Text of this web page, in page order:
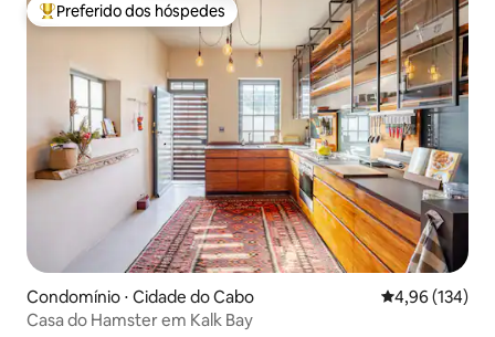
Entre os melhores preferidos dos hóspedes
Preferido dos hóspedes
Condomínio ⋅ Cidade do Cabo 4,96 de uma
4,96 (134)
Casa do Hamster em Kalk Bay